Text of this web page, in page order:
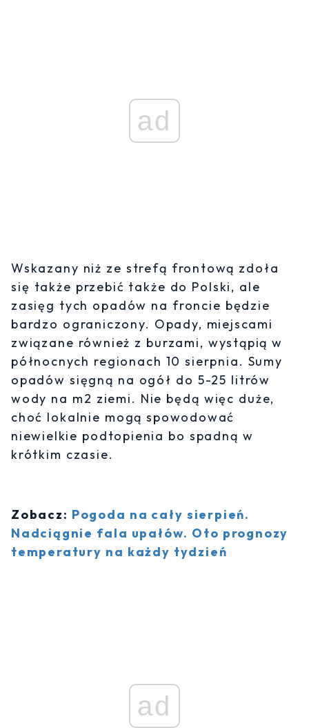
ad
Wskazany niż ze strefą frontową zdoła
się także przebić także do Polski, ale
zasięg tych opadów na froncie będzie
bardzo ograniczony. Opady, miejscami
związane również z burzami, wystąpią w
północnych regionach 10 sierpnia. Sumy
opadów sięgną na ogół do 5-25 litrów
wody na m2 ziemi. Nie będą więc duże,
choć lokalnie mogą spowodować
niewielkie podtopienia bo spadną w
krótkim czasie.
Zobacz: Pogoda na cały sierpień.
Nadciągnie fala upałów. Oto prognozy
temperatury na każdy tydzień
ad